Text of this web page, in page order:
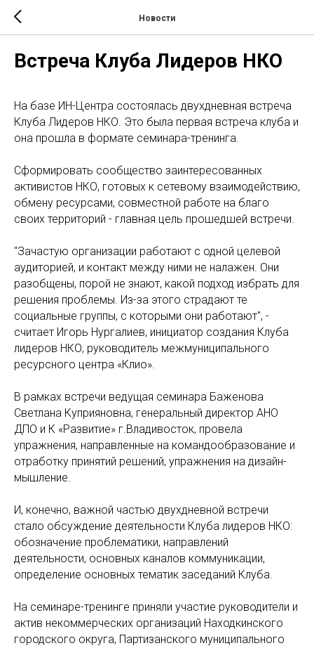
Новости
Встреча Клуба Лидеров НКО
На базе ИН-Центра состоялась двухдневная встреча
Клуба Лидеров НКО. Это была первая встреча клуба и
она прошла в формате семинара-тренинга.
Сформировать сообщество заинтересованных
активистов НКО, готовых к сетевому взаимодействию,
обмену ресурсами, совместной работе на благо
своих территорий - главная цель прошедшей встречи.
"Зачастую организации работают с одной целевой
аудиторией, и контакт между ними не налажен. Они
разобщены, порой не знают, какой подход избрать для
решения проблемы. Из-за этого страдают те
социальные группы, с которыми они работают", -
считает Игорь Нургалиев, инициатор создания Клуба
лидеров НКО, руководитель межмуниципального
ресурсного центра «Клио».
В рамках встречи ведущая семинара Баженова
Светлана Куприяновна, генеральный директор АНО
ДПО и К «Развитие» г.Владивосток, провела
упражнения, направленные на командообразование и
отработку принятий решений, упражнения на дизайн-
мышление.
И, конечно, важной частью двухдневной встречи
стало обсуждение деятельности Клуба лидеров НКО:
обозначение проблематики, направлений
деятельности, основных каналов коммуникации,
определение основных тематик заседаний Клуба.
На семинаре-тренинге приняли участие руководители и
актив некоммерческих организаций Находкинского
городского округа, Партизанского муниципального